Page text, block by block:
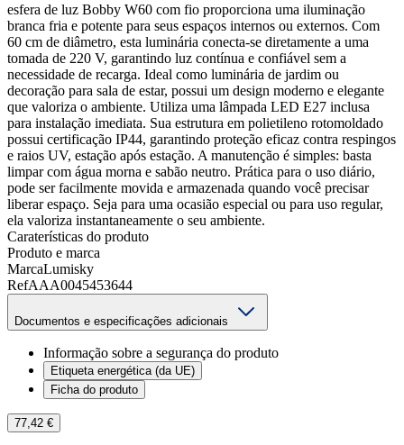
esfera de luz Bobby W60 com fio proporciona uma iluminação
branca fria e potente para seus espaços internos ou externos. Com
60 cm de diâmetro, esta luminária conecta-se diretamente a uma
tomada de 220 V, garantindo luz contínua e confiável sem a
necessidade de recarga. Ideal como luminária de jardim ou
decoração para sala de estar, possui um design moderno e elegante
que valoriza o ambiente. Utiliza uma lâmpada LED E27 inclusa
para instalação imediata. Sua estrutura em polietileno rotomoldado
possui certificação IP44, garantindo proteção eficaz contra respingos
e raios UV, estação após estação. A manutenção é simples: basta
limpar com água morna e sabão neutro. Prática para o uso diário,
pode ser facilmente movida e armazenada quando você precisar
liberar espaço. Seja para uma ocasião especial ou para uso regular,
ela valoriza instantaneamente o seu ambiente.
Caraterísticas do produto
Produto e marca
MarcaLumisky
RefAAA0045453644
Documentos e especificações adicionais
Informação sobre a segurança do produto
Etiqueta energética (da UE)
Ficha do produto
77,42 €